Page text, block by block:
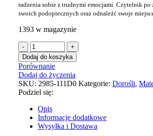
radzenia sobie z trudnymi emocjami. Czytelnik
swoich podopiecznych oraz odnaleźć swoje
1393 w magazynie
Dodaj do koszyka
Porównanie
Dodaj do życzenia
SKU: 2985-111D0 Kategorie: Dorośli,
Podziel się:
Opis
Informacje dodatkowe
Wysyłka i Dostawa